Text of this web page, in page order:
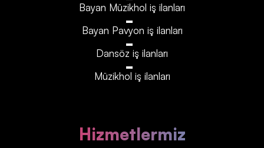
Bayan Müzikhol iş ilanları
Bayan Pavyon iş ilanları
Dansöz iş ilanları
Müzikhol iş ilanları
Hizmetlermiz